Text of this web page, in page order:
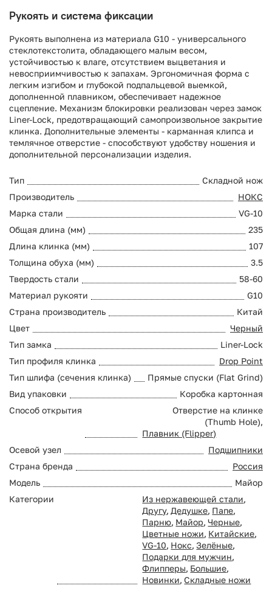
Рукоять и система фиксации
Рукоять выполнена из материала G10 - универсального
стеклотекстолита, обладающего малым весом,
устойчивостью к влаге, отсутствием выцветания и
невосприимчивостью к запахам. Эргономичная форма с
легким изгибом и глубокой подпальцевой выемкой,
дополненной плавником, обеспечивает надежное
сцепление. Механизм блокировки реализован через замок
Liner-Lock, предотвращающий самопроизвольное закрытие
клинка. Дополнительные элементы - карманная клипса и
темлячное отверстие - способствуют удобству ношения и
дополнительной персонализации изделия.
Тип
Складной нож
Производитель
НОКС
Марка стали
VG-10
Общая длина (мм)
235
Длина клинка (мм)
107
Толщина обуха (мм)
3.5
Твердость стали
58-60
Материал рукояти
G10
Страна производитель
Китай
Цвет
Черный
Тип замка
Liner-Lock
Тип профиля клинка
Drop Point
Тип шлифа (сечения клинка)
Прямые спуски (Flat Grind)
Вид упаковки
Коробка картонная
Способ открытия
Отверстие на клинке
(Thumb Hole),
Плавник (Flipper)
Осевой узел
Подшипники
Страна бренда
Россия
Модель
Майор
Категории
Из нержавеющей стали,
Другу, Дедушке, Папе,
Парню, Майор, Черные,
Цветные ножи, Китайские,
VG-10, Нокс, Зелёные,
Подарки для мужчин,
Флипперы, Большие,
Новинки, Складные ножи